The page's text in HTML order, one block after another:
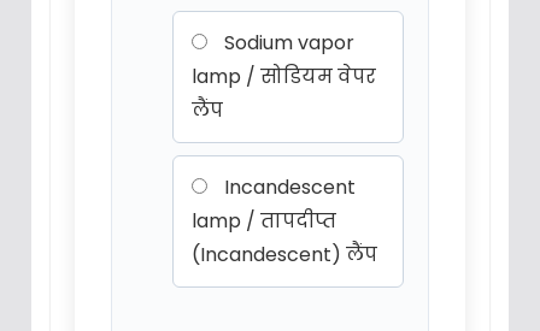
Sodium vapor
lamp / सोडियम वेपर
लैंप
Incandescent
lamp / तापदीप्त
(Incandescent) लैंप